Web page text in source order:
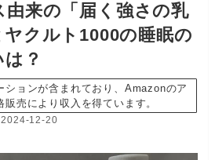
由来の「届く強さの乳
ヤクルト1000の睡眠の
？
ションが含まれており、Amazonのア
売により収入を得ています。
2024-12-20